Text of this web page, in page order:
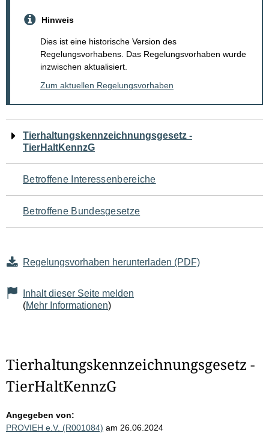
Hinweis
Dies ist eine historische Version des
Regelungsvorhabens. Das Regelungsvorhaben wurde
inzwischen aktualisiert.
Zum aktuellen Regelungsvorhaben
Navigation
für
den
Seiteninhalt
Tierhaltungskennzeichnungsgesetz -
TierHaltKennzG
Betroffene Interessenbereiche
Betroffene Bundesgesetze
Regelungsvorhaben herunterladen (PDF)
Inhalt dieser Seite melden
(Mehr Informationen)
Tierhaltungskennzeichnungsgesetz -
TierHaltKennzG
Angegeben von:
PROVIEH e.V. (R001084) am 26.06.2024